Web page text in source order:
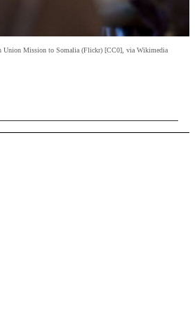
Union Mission to Somalia (Flickr) [CC0], via Wikimedia